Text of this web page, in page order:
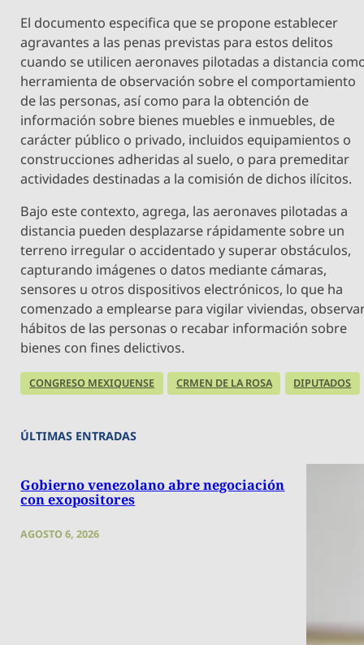
El documento especifica que se propone establecer
agravantes a las penas previstas para estos delitos
cuando se utilicen aeronaves pilotadas a distancia
herramienta de observación sobre el comportamiento
de las personas, así como para la obtención de
información sobre bienes muebles e inmuebles, de
carácter público o privado, incluidos equipamientos o
construcciones adheridas al suelo, o para premeditar
actividades destinadas a la comisión de dichos ilícitos.
Bajo este contexto, agrega, las aeronaves pilotadas a
distancia pueden desplazarse rápidamente sobre un
terreno irregular o accidentado y superar obstáculos,
capturando imágenes o datos mediante cámaras,
sensores u otros dispositivos electrónicos, lo que ha
comenzado a emplearse para vigilar viviendas,
hábitos de las personas o recabar información sobre
bienes con fines delictivos.
CONGRESO MEXIQUENSE CRMEN DE LA ROSA DIPUTADOS
ÚLTIMAS ENTRADAS
Gobierno venezolano abre negociación
con exopositores
AGOSTO 6, 2026